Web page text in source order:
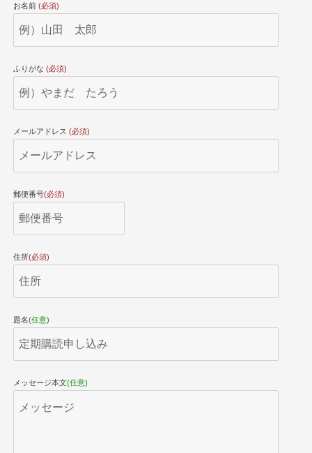
お名前(必須)
ふりがな(必須)
メールアドレス(必須)
郵便番号(必須)
住所(必須)
題名(任意)
メッセージ本文(任意)